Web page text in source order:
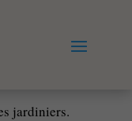
jardiniers.